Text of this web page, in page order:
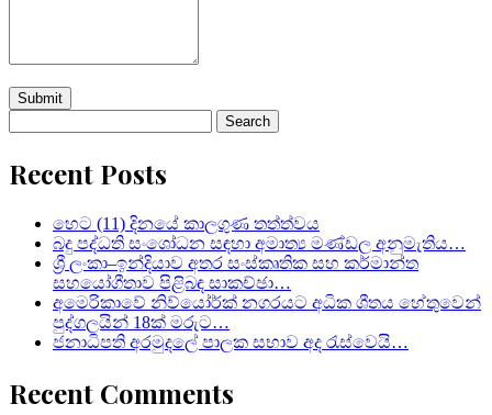
for:
Recent Posts
හෙට (11) දිනයේ කාලගුණ තත්ත්වය
බදු පද්ධති සංශෝධන සඳහා අමාත්‍ය මණ්ඩල අනුමැතිය…
ශ්‍රී ලංකා–ඉන්දියාව අතර සංස්කෘතික සහ කර්මාන්ත
සහයෝගීතාව පිළිබඳ සාකච්ඡා…
අමෙරිකාවේ නිව්යෝර්ක් නගරයට අධික ශීතය හේතුවෙන්
පුද්ගලයින් 18ක් මරුට…
ජනාධිපති අරමුදලේ පාලක සභාව අද රැස්වෙයි…
Recent Comments